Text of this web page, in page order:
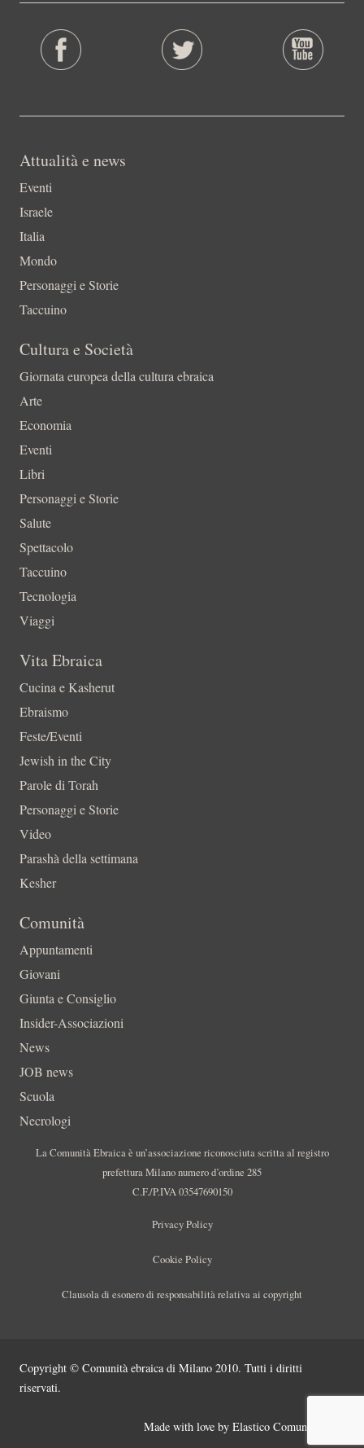
Attualità e news
Eventi
Israele
Italia
Mondo
Personaggi e Storie
Taccuino
Cultura e Società
Giornata europea della cultura ebraica
Arte
Economia
Eventi
Libri
Personaggi e Storie
Salute
Spettacolo
Taccuino
Tecnologia
Viaggi
Vita Ebraica
Cucina e Kasherut
Ebraismo
Feste/Eventi
Jewish in the City
Parole di Torah
Personaggi e Storie
Video
Parashà della settimana
Kesher
Comunità
Appuntamenti
Giovani
Giunta e Consiglio
Insider-Associazioni
News
JOB news
Scuola
Necrologi
La Comunità Ebraica è un’associazione riconosciuta scritta al registro
prefettura Milano numero d’ordine 285
C.F./P.IVA 03547690150
Privacy Policy
Cookie Policy
Clausola di esonero di responsabilità relativa ai copyright
Copyright © Comunità ebraica di Milano 2010. Tutti i diritti
riservati.
Made with love by Elastico Comunicazione